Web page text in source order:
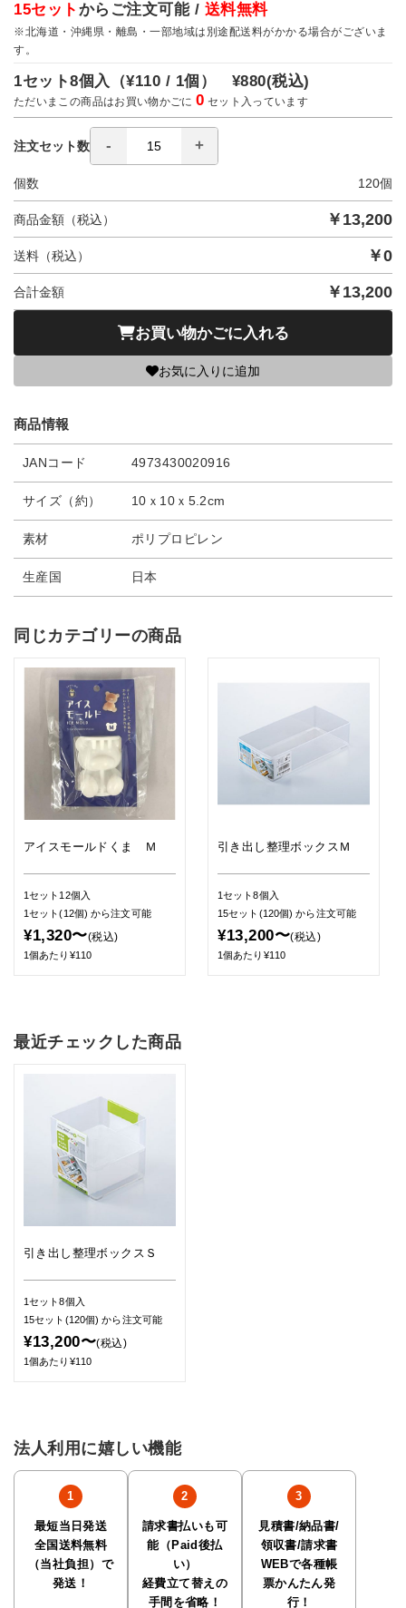
15セット からご注文可能 / 送料無料
※北海道・沖縄県・離島・一部地域は別途配送料がかかる場合がございま
す。
1セット8個入（¥110 / 1個） ¥880(税込)
ただいまこの商品はお買い物かごに0 セット入っています
注文セット数
個数 120個
商品金額（税込） ￥ 13,200
送料（税込） ￥0
合計金額 ￥ 13,200
お買い物かごに入れる
お気に入りに追加
商品情報
JANコード 4973430020916
サイズ（約） 10ｘ10ｘ5.2cm
素材 ポリプロピレン
生産国 日本
同じカテゴリーの商品
アイスモールドくま Ｍ
1セット12個入
1セット(12個)から注文可能
¥1,320〜(税込)
1個あたり¥110
引き出し整理ボックスＭ
1セット8個入
15セット(120個)から注文可能
¥13,200〜(税込)
1個あたり¥110
最近チェックした商品
引き出し整理ボックスＳ
1セット8個入
15セット(120個)から注文可能
¥13,200〜(税込)
1個あたり¥110
法人利用に嬉しい機能
最短当日発送
全国送料無料
（当社負担）で
発送！
請求書払いも可
能（Paid後払
い）
経費立て替えの
手間を省略！
見積書/納品書/
領収書/請求書
WEBで各種帳
票かんたん発
行！